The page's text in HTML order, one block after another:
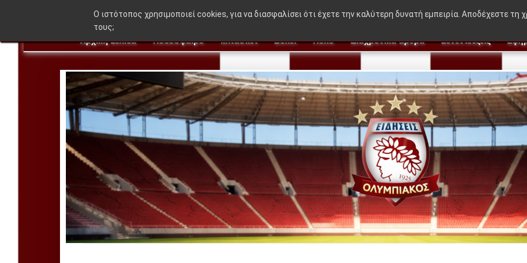
Αρχική Σελίδα Ποδόσφαιρο Μπάσκετ Βόλεϊ Πόλο Διαχρονικά άρθρα Συνεντεύξεις
🔥 BREAKING NEWS: "Η ιδέα που δεν βγήκε στον
O ιστότοπος χρησιμοποιεί cookies, για να διασφαλίσει ότι έχετε την καλύτερη δυνατή εμπειρία. Αποδέχεστε τη
τους;